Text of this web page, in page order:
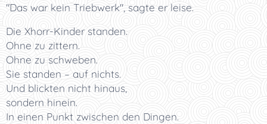
"Das war kein Triebwerk", sagte er leise.
Die Xhorr-Kinder standen.
Ohne zu zittern.
Ohne zu schweben.
Sie standen – auf nichts.
Und blickten nicht hinaus,
sondern hinein.
In einen Punkt zwischen den Dingen.